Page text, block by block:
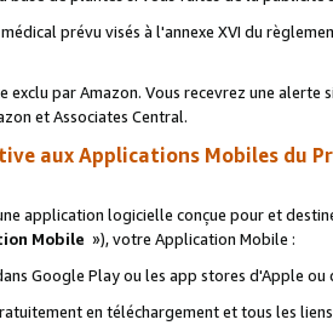
prévu visés à l'annexe XVI du
par Amazon. Vous recevrez une alerte
et Associates Central.
aux Applications Mobiles du
application logicielle conçue pour et
Mobile »), votre Application Mobile :
Google Play ou les app stores d'Apple ou
en téléchargement et tous les